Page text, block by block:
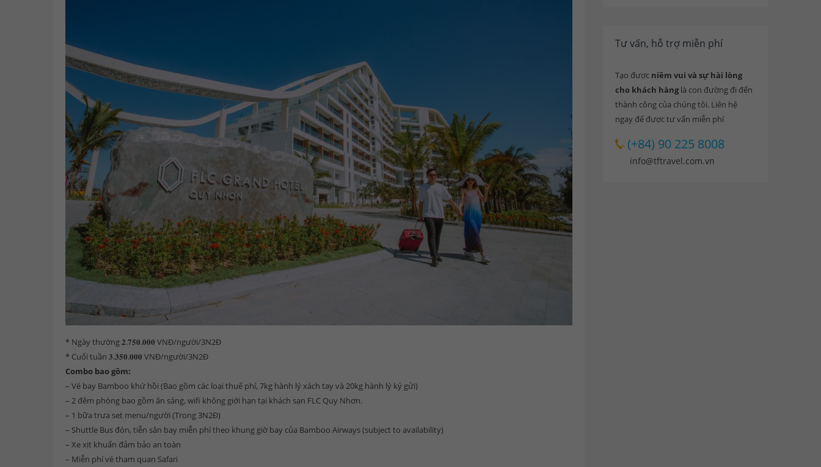
* Ngày thường 𝟐.𝟕𝟓𝟎.𝟎𝟎𝟎 VNĐ/người/3N2Đ
* Cuối tuần 𝟑.𝟑𝟓𝟎.𝟎𝟎𝟎 VNĐ/người/3N2Đ
Combo bao gồm:
– Vé bay Bamboo khứ hồi (Bao gồm các loại thuế phí, 7kg hành lý xách tay và 20kg hành lý ký gửi)
– 2 đêm phòng bao gồm ăn sáng, wifi không giới hạn tại khách sạn FLC Quy Nhơn.
– 1 bữa trưa set menu/người (Trong 3N2Đ)
– Shuttle Bus đón, tiễn sân bay miễn phí theo khung giờ bay của Bamboo Airways (subject to availability)
– Xe xịt khuẩn đảm bảo an toàn
– Miễn phí vé tham quan Safari
Tư vấn, hỗ trợ miễn phí
Tạo được niềm vui và sự hài lòng
cho khách hàng là con đường đi đến
thành công của chúng tôi. Liên hệ
ngay để được tư vấn miễn phí
(+84) 90 225 8008
info@tftravel.com.vn